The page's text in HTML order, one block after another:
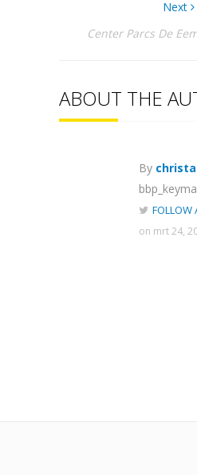
Next
Center Parcs De
ABOUT THE
By christa
FOLLOW
on mrt 24,